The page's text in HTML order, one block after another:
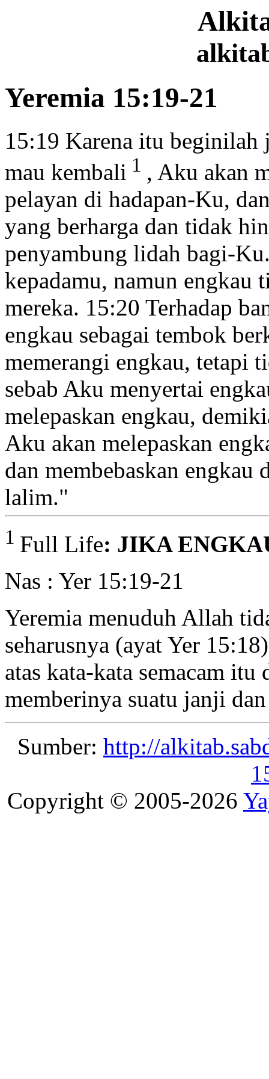
Yeremia 15:19-21
15:19 Karena itu
mau kembali 1 , Aku akan
pelayan di hadapan-Ku,
yang berharga dan tidak
penyambung lidah bagi-
kepadamu, namun engkau
mereka. 15:20 Terhadap
engkau sebagai tembok
memerangi engkau, tetapi
sebab Aku menyertai
melepaskan engkau,
Aku akan melepaskan
dan membebaskan engkau
lalim."
1 Full Life: JIKA
Nas : Yer 15:19-21
Yeremia menuduh Allah
seharusnya (ayat Yer
atas kata-kata semacam
memberinya suatu janji
Sumber: http://
Copyright © 2005-2026